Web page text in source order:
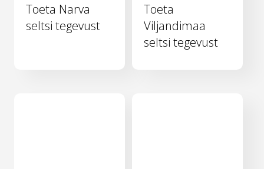
Toeta Narva
seltsi tegevust
Toeta
Viljandimaa
seltsi tegevust